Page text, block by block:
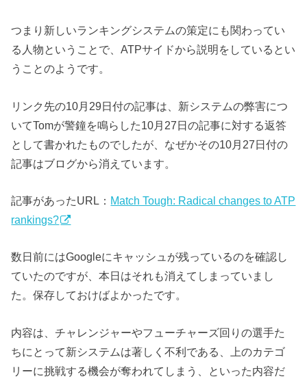
つまり新しいランキングシステムの策定にも関わってい
る人物ということで、ATPサイドから説明をしているとい
うことのようです。
リンク先の10月29日付の記事は、新システムの弊害につ
いてTomが警鐘を鳴らした10月27日の記事に対する返答
として書かれたものでしたが、なぜかその10月27日付の
記事はブログから消えています。
記事があったURL： Match Tough: Radical changes to ATP
rankings?
数日前にはGoogleにキャッシュが残っているのを確認し
ていたのですが、本日はそれも消えてしまっていまし
た。保存しておけばよかったです。
内容は、チャレンジャーやフューチャーズ回りの選手た
ちにとって新システムは著しく不利である、上のカテゴ
リーに挑戦する機会が奪われてしまう、といった内容だ